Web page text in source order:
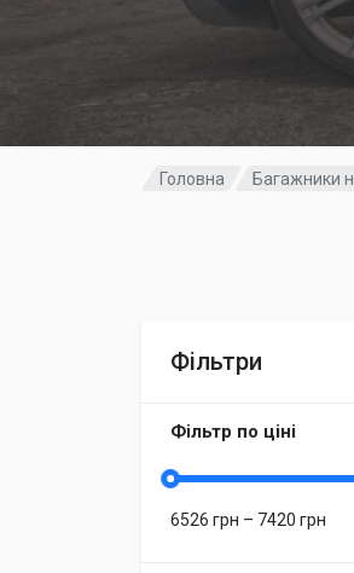
Головна Багажники
Фільтри
Фільтр по ціні
6526 грн – 7420 грн